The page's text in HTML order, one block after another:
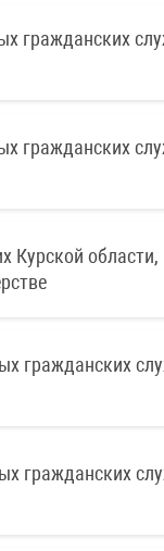
гражданских
гражданских
области,
гражданских
гражданских